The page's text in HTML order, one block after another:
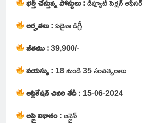
అర్హతలు :ఏదైనా డిగ్రీ
జీతము :39,900/-
వయస్సు :18 నుండి 35 సంవత్సరాలు
అప్లికేషన్ చివరి తేదీ: 15-06-2024
అప్లై విధానం :ఆన్లైన్